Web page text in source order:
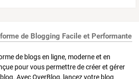
de Blogging Facile et Performante
de blogs en ligne, moderne et en
pour vous permettre de créer et gérer
Avec OverBlog, lancez votre blog